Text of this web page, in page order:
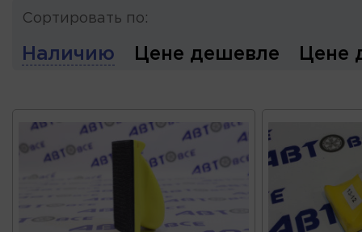
Сортировать по:
Наличию Цене дешевле Цене